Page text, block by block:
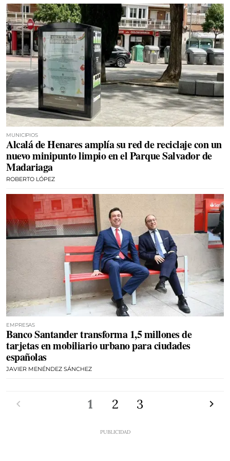
MUNICIPIOS
Alcalá de Henares amplía su red de reciclaje con un
nuevo minipunto limpio en el Parque Salvador de
Madariaga
ROBERTO LÓPEZ
EMPRESAS
Banco Santander transforma 1,5 millones de
tarjetas en mobiliario urbano para ciudades
españolas
JAVIER MENÉNDEZ SÁNCHEZ
1 2 3